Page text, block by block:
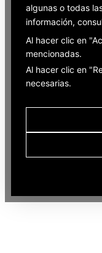
algunas o todas
información,
Al hacer clic en
mencionadas.
Al hacer clic en
necesarias.